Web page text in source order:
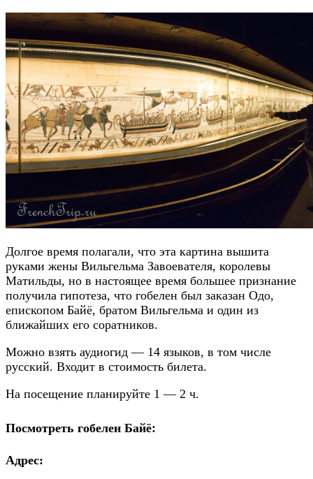
Долгое время полагали, что эта картина вышита
руками жены Вильгельма Завоевателя, королевы
Матильды, но в настоящее время большее признание
получила гипотеза, что гобелен был заказан Одо,
епископом Байё, братом Вильгельма и один из
ближайших его соратников.
Можно взять аудиогид — 14 языков, в том числе
русский. Входит в стоимость билета.
На посещение планируйте 1 — 2 ч.
Посмотреть гобелен Байё:
Адрес: